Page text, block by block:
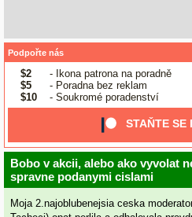
Podpořte nás
$2
- Ikona patrona na poradně
$5
- Poradna bez reklam
$10
- Soukromé poradenství
STAŇTE SE
Bobo v akcii, alebo ako vyvolat
spravne podanymi cislami
Moja 2.najoblubenejsia ceska